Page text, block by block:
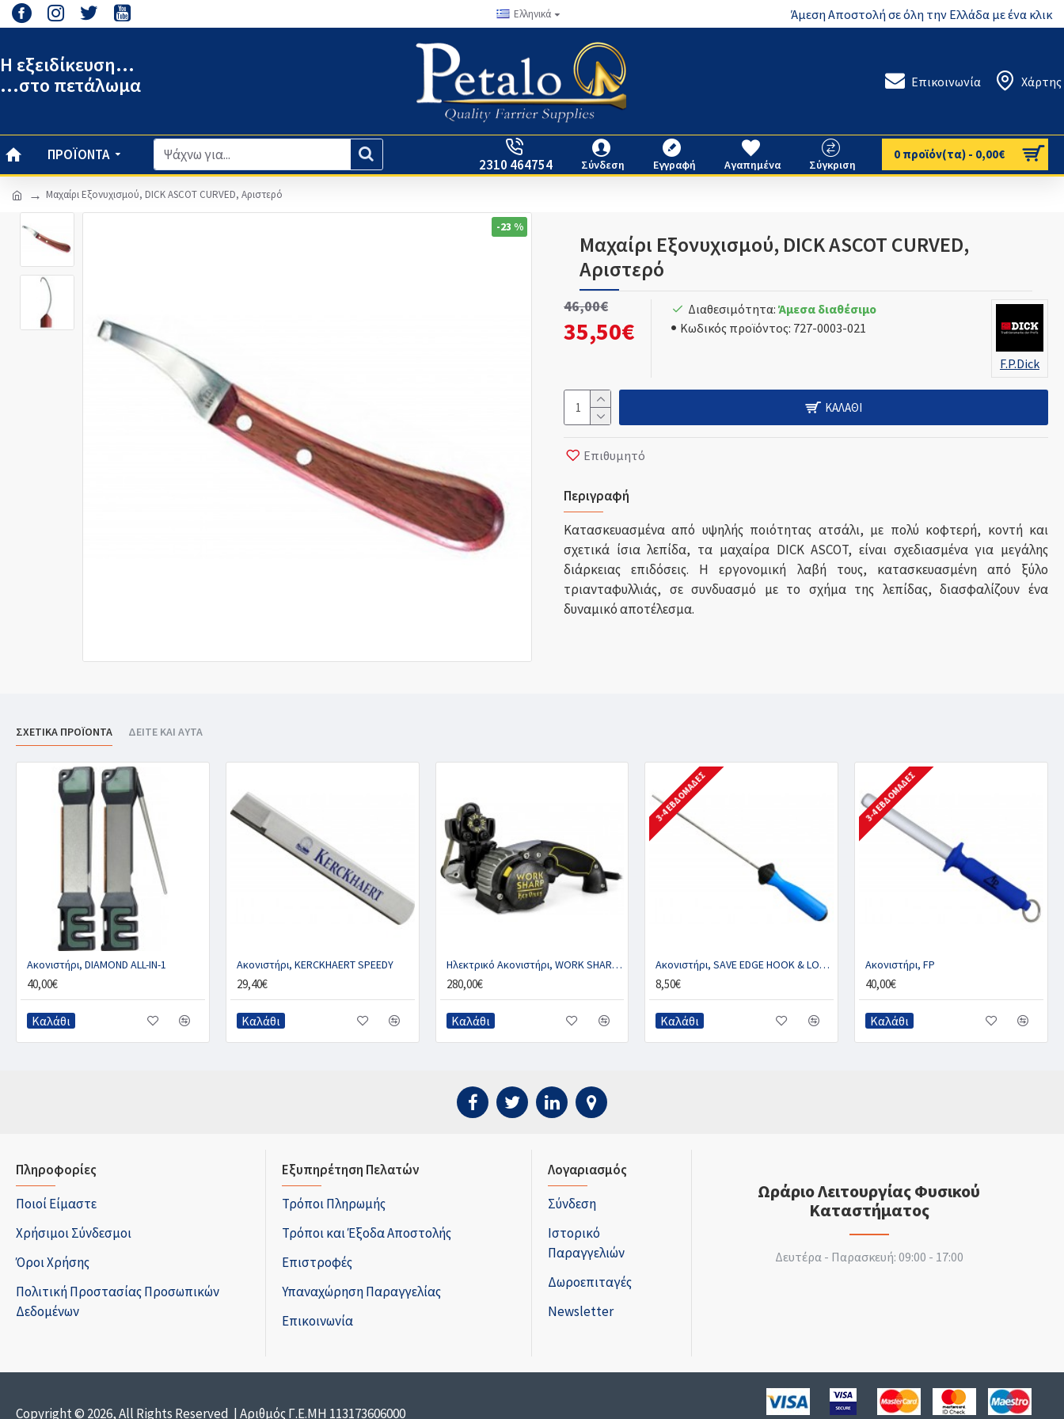
Ελληνικά Άμεση Αποστολή σε όλη την Ελλάδα με ένα κλικ
Η εξειδίκευση...
...στο πετάλωμα
Επικοινωνία Χάρτης
ΠΡΟΪΌΝΤΑ
2310 464754 Σύνδεση Εγγραφή Αγαπημένα Σύγκριση
0 προϊόν(τα) - 0,00€
Μαχαίρι Εξονυχισμού, DICK ASCOT CURVED, Αριστερό
-23 %
Μαχαίρι Εξονυχισμού, DICK ASCOT CURVED,
Αριστερό
35,50€
46,00€ Διαθεσιμότητα: Άμεσα διαθέσιμο
Κωδικός προϊόντος: 727-0003-021
F.P.Dick
ΚΑΛΆΘΙ
Επιθυμητό
Περιγραφή
Κατασκευασμένα από υψηλής ποιότητας ατσάλι, με πολύ κοφτερή, κοντή και
σχετικά ίσια λεπίδα, τα μαχαίρα DICK ASCOT, είναι σχεδιασμένα για μεγάλης
διάρκειας επιδόσεις. Η εργονομική λαβή τους, κατασκευασμένη από ξύλο
τριανταφυλλιάς, σε συνδυασμό με το σχήμα της λεπίδας, διασφαλίζουν ένα
δυναμικό αποτέλεσμα.
ΣΧΕΤΙΚΑ ΠΡΟΪΟΝΤΑ ΔΕΙΤΕ ΚΑΙ ΑΥΤΑ
Ακονιστήρι, DIAMOND ALL-IN-1
40,00€
Καλάθι
Ακονιστήρι, KERCKHAERT SPEEDY
29,40€
Καλάθι
Ηλεκτρικό Ακονιστήρι, WORK SHARP KEN ONION EDITION
280,00€
Καλάθι
3-4 ΕΒΔΟΜΆΔΕΣ
Ακονιστήρι, SAVE EDGE HOOK & LOOP
8,50€
Καλάθι
3-4 ΕΒΔΟΜΆΔΕΣ
Ακονιστήρι, FP
40,00€
Καλάθι
Πληροφορίες
Ποιοί Είμαστε
Χρήσιμοι Σύνδεσμοι
Όροι Χρήσης
Πολιτική Προστασίας Προσωπικών
Δεδομένων
Εξυπηρέτηση Πελατών
Τρόποι Πληρωμής
Τρόποι και Έξοδα Αποστολής
Επιστροφές
Υπαναχώρηση Παραγγελίας
Επικοινωνία
Λογαριασμός
Σύνδεση
Ιστορικό
Παραγγελιών
Δωροεπιταγές
Newsletter
Ωράριο Λειτουργίας Φυσικού
Καταστήματος
Δευτέρα - Παρασκευή: 09:00 - 17:00
Copyright © 2026, All Rights Reserved | Αριθμός Γ.Ε.ΜΗ 113173606000